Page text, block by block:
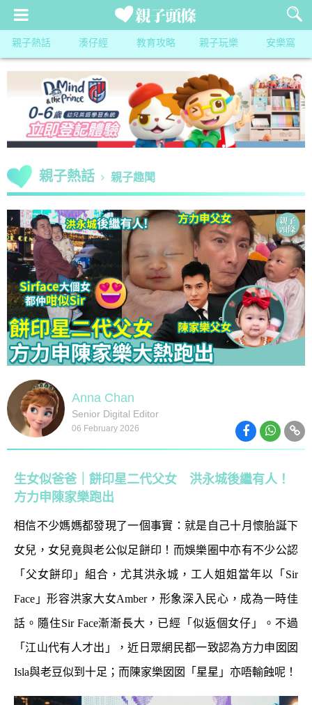
親子熱話 湊仔經 教育攻略 親子玩樂 安樂窩
親子熱話 親子趣聞
Anna Chan
Senior Digital Editor
06 February 2026
生女似爸爸｜餅印星二代父女 洪永城後繼有人！
方力申陳家樂跑出
相信不少媽媽都發現了一個事實：就是自己十月懷胎誕下
女兒，女兒竟與老公似足餅印！而娛樂圈中亦有不少公認
「父女餅印」組合，尤其洪永城，工人姐姐當年以「Sir
Face」形容洪家大女Amber，形象深入民心，成為一時佳
話。隨住Sir Face漸漸長大，已經「似返個女仔」。不過
「江山代有人才出」，近日眾網民都一致認為方力申囡囡
Isla與老豆似到十足；而陳家樂囡囡「星星」亦唔輸蝕呢！